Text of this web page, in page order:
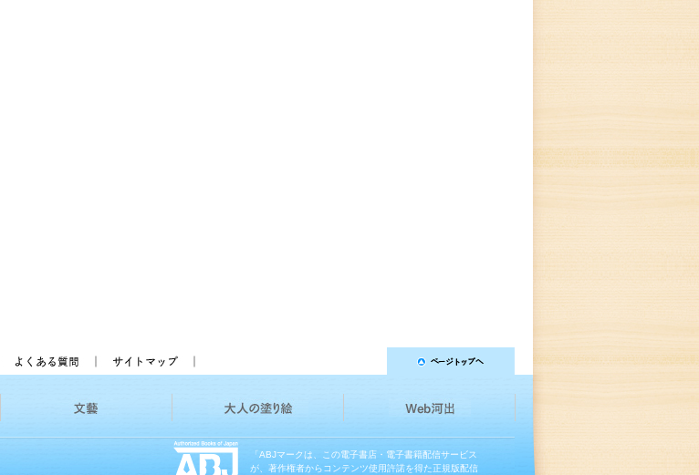
「ABJマークは、この電子書店・電子書籍配信サービス
が、著作権者からコンテンツ使用許諾を得た正規版配信